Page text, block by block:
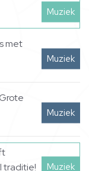
Muziek
Muziek
met
Muziek
Muziek
traditie!